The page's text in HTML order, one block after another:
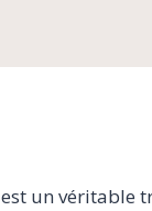
est un véritable